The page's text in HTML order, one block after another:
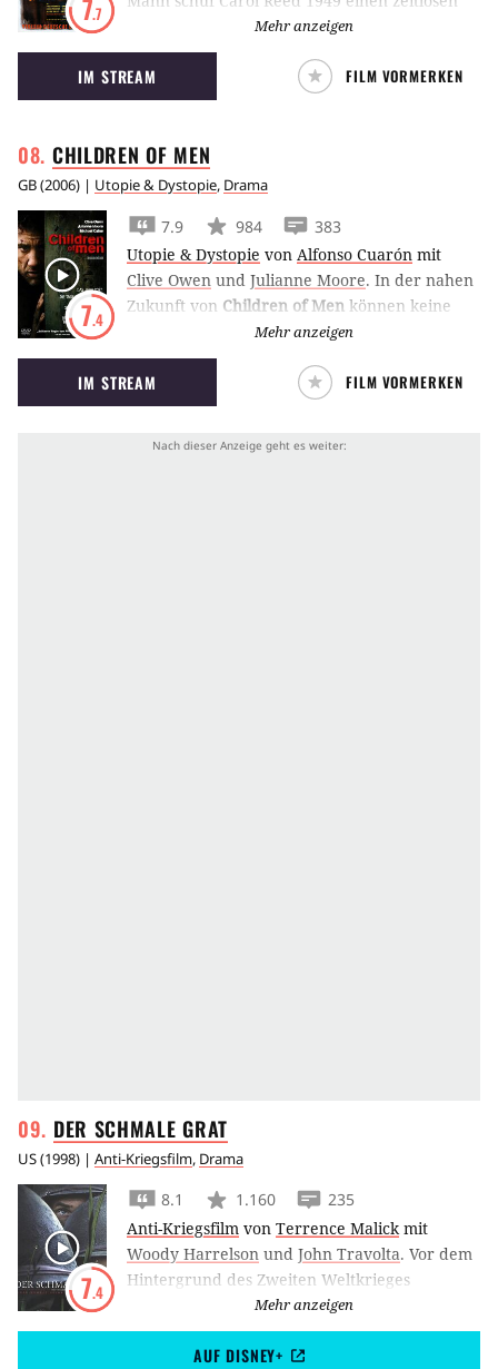
7.7
Mehr anzeigen
IM STREAM FILM VORMERKEN
CHILDREN OF MEN
GB(2006) | Utopie & Dystopie, Drama
7.4
7.9 984
383
Utopie & Dystopie von Alfonso Cuarón mit
Clive Owen und Julianne Moore. In der nahen
Zukunft von Children of Men können keine
Kinder mehr geboren werden, die Menschheit
steuert langsam auf ihr Ende zu.
Mehr anzeigen
IM STREAM FILM VORMERKEN
DER SCHMALEGRAT
US(1998) | Anti-Kriegsfilm, Drama
7.4
8.1 1.160
235
Anti-Kriegsfilm von Terrence Malickmit
Woody Harrelson und John Travolta. Vor dem
Hintergrund des Zweiten Weltkrieges
betrachtet Regisseur Terrence Malick nach 20-
jähriger Regie-Abstinenz in seinem Star-
gespickten und preisgekrönten Kriegsepos
Mehr anzeigen
AUF DISNEY+